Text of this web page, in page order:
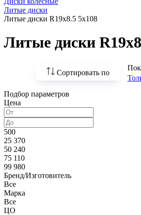
Литые диски
Литые диски R19x8.5 5x108
Литые диски
Сортировать по
По возрастанию
По популярности
Подбор параметров
Цена
500
25 370
50 240
75 110
99 980
Бренд/Изготовитель
Все
Марка
Все
ЦО